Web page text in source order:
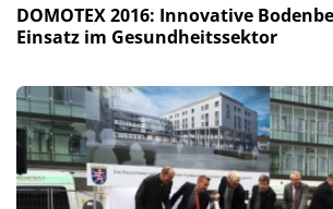
DOMOTEX 2016: Innovative
Einsatz im Gesundheitssektor